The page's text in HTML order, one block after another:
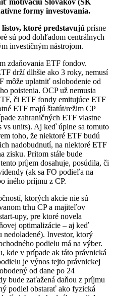
formy investovania.
ktoré predstavujú prísne
sú pod dohľadom centrálnych
investičným nástrojom.
zdaňovania ETF fondov.
drží dlhšie ako 3 roky, nemusí
môže uplatniť oslobodenie od
poistenia. OCP už nemusia
či ETF fondy emitujúce ETF
ETF majú štatút/režim CP
zahraničných ETF vlastne
units). Aj keď úplne sa tomuto
toho, že niektoré ETF budú
nadobudnutí, na niektoré ETF
zisku. Pritom stále bude
príjem dosahuje, posúdila, či
(ak sa FO podieľa na
iného príjmu z CP.
ktorých akcie nie sú
trhu CP a majiteľov
upy, pre ktoré novela
optimalizácie – aj keď
nedoladené). Investor, ktorý
podielu má na výber.
kde v prípade ak táto právnická
je výnos tejto právnickej
od dane po 24
bude zaťažená daňou z príjmu
podiel obstarať ako fyzická